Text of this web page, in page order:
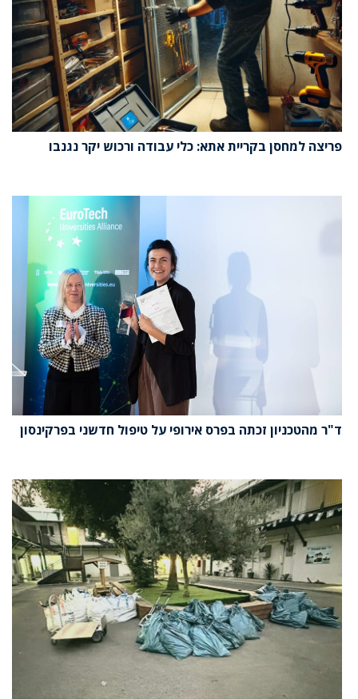
פריצה למחסן בקריית אתא: כלי עבודה ורכוש יקר נגנבו
ד"ר מהטכניון זכתה בפרס אירופי על טיפול חדשני בפרקינסון